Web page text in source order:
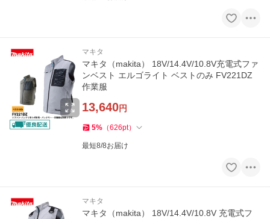
マキタ
マキタ（makita） 18V/14.4V/10.8V充電式ファ
ンベスト エルゴライト ベストのみ FV221DZ
作業服
13,640円
5% （626pt）
最短8/8お届け
マキタ
マキタ（makita） 18V/14.4V/10.8V 充電式フ